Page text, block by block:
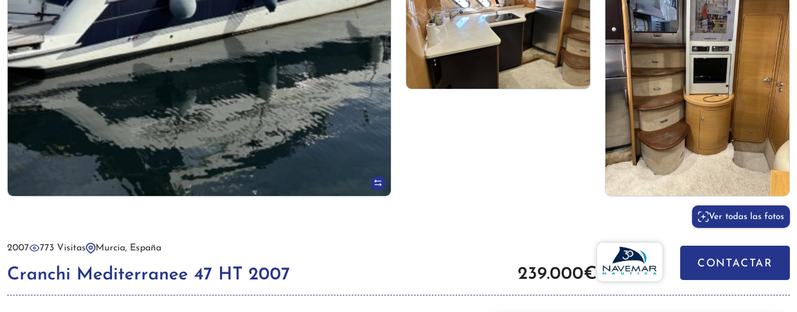
Ver todas las fotos
2007 773 Visitas Murcia, España
Cranchi Mediterranee 47 HT 2007 239.000€
CONTACTAR